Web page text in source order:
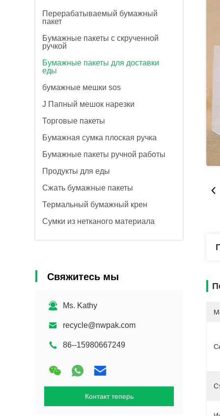
Перерабатываемый бумажный
пакет
Бумажные пакеты с скрученной
ручкой
Бумажные пакеты для доставки
еды
бумажные мешки sos
J Папный мешок нарезки
Торговые пакеты
Бумажная сумка плоская ручка
Бумажные пакеты ручной работы
Продукты для еды
Сжать бумажные пакеты
Термальный бумажный крен
Сумки из нетканого материала
Свяжитесь мы
Ms. Kathy
recycle@nwpak.com
86--15980667249
Контакт теперь